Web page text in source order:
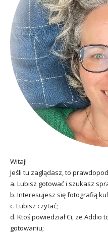
Witaj!
Jeśli tu zaglądasz, to
a. Lubisz gotować i szukasz
b. Interesujesz się fotografią
c. Lubisz czytać;
d. Ktoś powiedział Ci, ze Addio
gotowaniu;